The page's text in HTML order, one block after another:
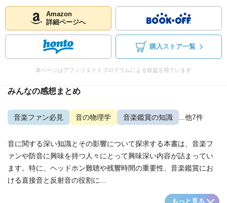
Amazon
詳細ページへ
購入ストア一覧
本ページはアフィリエイトプログラムによる収益を得ています
みんなの感想まとめ
音楽ファン必見 音の物理学 音楽鑑賞の知識 ...他7件
音に関する深い知識とその影響について探求する本書は、音楽フ
ァンや防音に興味を持つ人々にとって興味深い内容が詰まってい
ます。特に、ヘッドホン難聴や残響時間の重要性、音楽鑑賞にお
ける直接音と反射音の役割に...
もっと見る